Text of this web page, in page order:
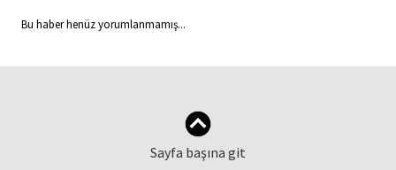
Bu haber henüz yorumlanmamış...
Sayfa başına git